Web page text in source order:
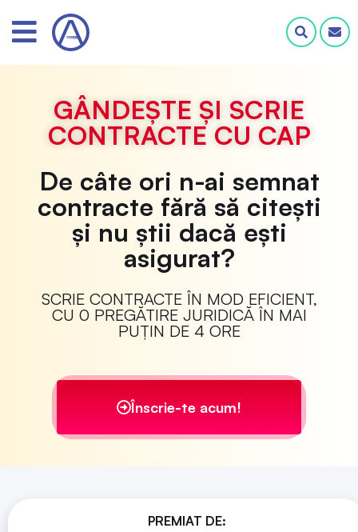
GÂNDEȘTE ȘI SCRIE
CONTRACTE CU CAP
De câte ori n-ai semnat
contracte fără să citești
și nu știi dacă ești
asigurat?
SCRIE CONTRACTE ÎN MOD EFICIENT,
CU 0 PREGĂTIRE JURIDICĂ ÎN MAI
PUȚIN DE 4 ORE
Înscrie-te acum!
PREMIAT DE: